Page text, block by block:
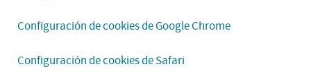
Configuración de cookies de Google Chrome
Configuración de cookies de Safari